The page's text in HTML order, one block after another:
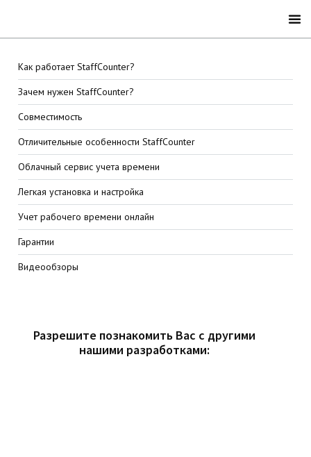
Как работает StaffCounter?
Зачем нужен StaffCounter?
Совместимость
Отличительные особенности StaffCounter
Облачный сервис учета времени
Легкая установка и настройка
Учет рабочего времени онлайн
Гарантии
Видеообзоры
Разрешите познакомить Вас с другими
нашими разработками: